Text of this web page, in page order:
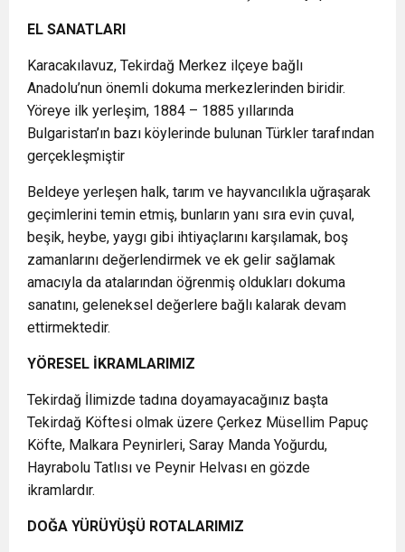
EL SANATLARI
Karacakılavuz, Tekirdağ Merkez ilçeye bağlı
Anadolu’nun önemli dokuma merkezlerinden biridir.
Yöreye ilk yerleşim, 1884 – 1885 yıllarında
Bulgaristan’ın bazı köylerinde bulunan Türkler tarafından
gerçekleşmiştir
Beldeye yerleşen halk, tarım ve hayvancılıkla uğraşarak
geçimlerini temin etmiş, bunların yanı sıra evin çuval,
beşik, heybe, yaygı gibi ihtiyaçlarını karşılamak, boş
zamanlarını değerlendirmek ve ek gelir sağlamak
amacıyla da atalarından öğrenmiş oldukları dokuma
sanatını, geleneksel değerlere bağlı kalarak devam
ettirmektedir.
YÖRESEL İKRAMLARIMIZ
Tekirdağ İlimizde tadına doyamayacağınız başta
Tekirdağ Köftesi olmak üzere Çerkez Müsellim Papuç
Köfte, Malkara Peynirleri, Saray Manda Yoğurdu,
Hayrabolu Tatlısı ve Peynir Helvası en gözde
ikramlardır.
DOĞA YÜRÜYÜŞÜ ROTALARIMIZ